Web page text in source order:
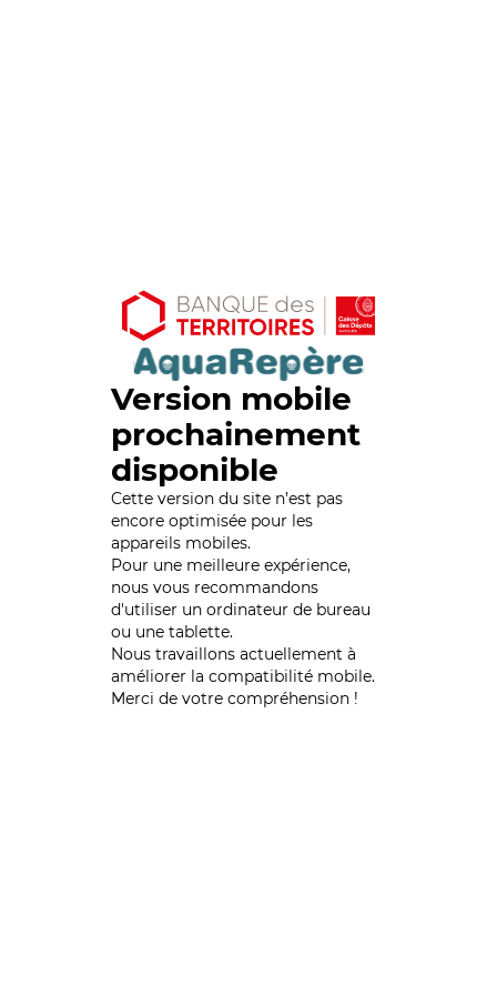
Version mobile
prochainement
disponible
Cette version du site n’est pas
encore optimisée pour les
appareils mobiles.
Pour une meilleure expérience,
nous vous recommandons
d'utiliser un ordinateur de bureau
ou une tablette.
Nous travaillons actuellement à
améliorer la compatibilité mobile.
Merci de votre compréhension !